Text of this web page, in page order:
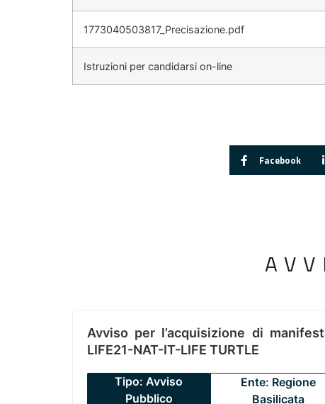
1773040503817_Precisazione.pdf
Istruzioni per candidarsi on-line
Facebook
Avviso per l’acquisizione di
LIFE21-NAT-IT-LIFE TURTLE
Tipo: Avviso
Pubblico
Ente: Regione
Basilicata